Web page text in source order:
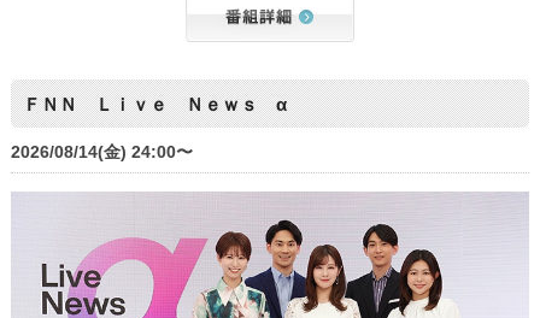
ＦＮＮ Ｌｉｖｅ Ｎｅｗｓ α
2026/08/14(金) 24:00〜